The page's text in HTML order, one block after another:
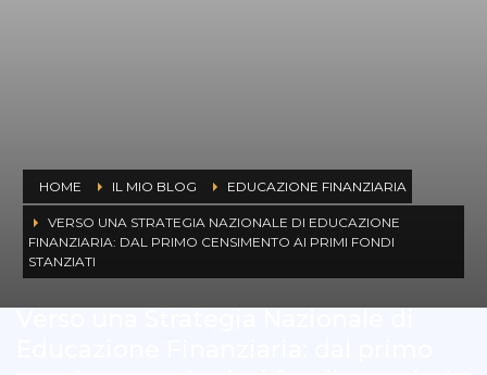
HOME IL MIO BLOG EDUCAZIONE FINANZIARIA
VERSO UNA STRATEGIA NAZIONALE DI EDUCAZIONE
FINANZIARIA: DAL PRIMO CENSIMENTO AI PRIMI FONDI
STANZIATI